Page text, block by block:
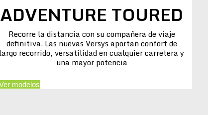
ADVENTURE TOURED
Recorre la distancia con su compañera de viaje
definitiva. Las nuevas Versys aportan confort de
largo recorrido, versatilidad en cualquier carretera y
una mayor potencia
modelos